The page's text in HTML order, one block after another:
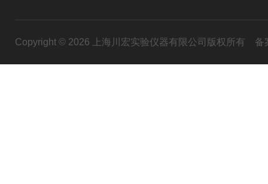
Copyright © 2026 上海川宏实验仪器有限公司版权所有 备